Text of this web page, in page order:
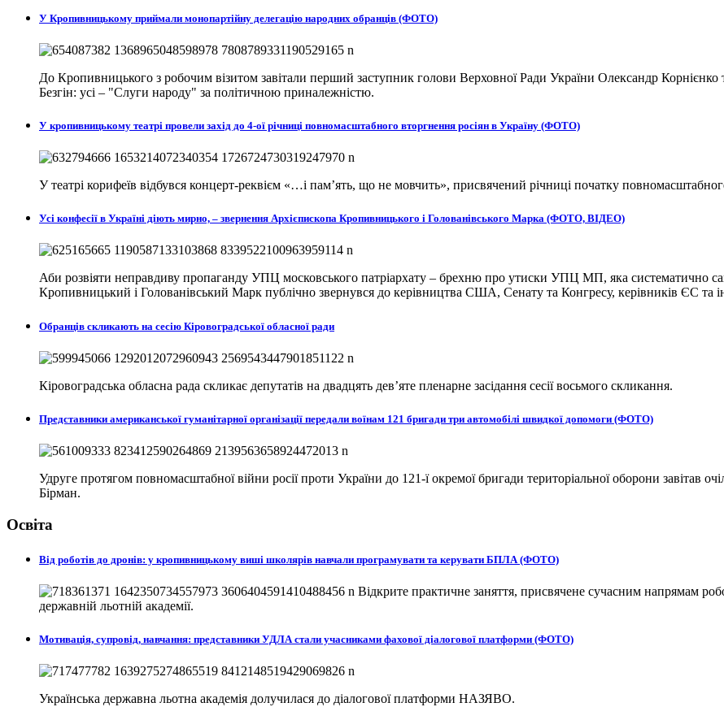
У Кропивницькому приймали монопартійну делегацію народних обранців (ФОТО)
До Кропивницького з робочим візитом завітали перший заступник голови Верховної Ради України Олександр Корнієнко
Безгін: усі – "Слуги народу" за політичною приналежністю.
У кропивницькому театрі провели захід до 4-ої річниці повномасштабного вторгнення росіян в Україну (ФОТО)
У театрі корифеїв відбувся концерт-реквієм «…і пам’ять, що не мовчить», присвячений річниці початку
Усі конфесії в Україні діють мирно, – звернення Архієпископа Кропивницького і Голованівського Марка (ФОТО, ВІДЕО)
Аби розвіяти неправдиву пропаганду УПЦ московського патріархату – брехню про утиски УПЦ МП, яка систематично
Кропивницький і Голованівський Марк публічно звернувся до керівництва США, Сенату та Конгресу, керівників ЄС та
Обранців скликають на сесію Кіровоградської обласної ради
Кіровоградська обласна рада скликає депутатів на двадцять дев’яте пленарне засідання сесії восьмого скликання.
Представники американської гуманітарної організації передали воїнам 121 бригади три автомобілі швидкої допомоги (ФОТО)
Удруге протягом повномасштабної війни росії проти України до 121-ї окремої бригади територіальної оборони завітав
Бірман.
Освіта
Від роботів до дронів: у кропивницькому виші школярів навчали програмувати та керувати БПЛА (ФОТО)
Відкрите практичне заняття, присвячене сучасним напрямам
державній льотній академії.
Мотивація, супровід, навчання: представники УДЛА стали учасниками фахової діалогової платформи (ФОТО)
Українська державна льотна академія долучилася до діалогової платформи НАЗЯВО.